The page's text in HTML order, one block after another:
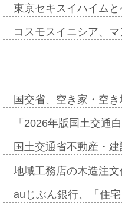
東京セキスイハイム
コスモスイニシア、
国交省、空き家・空
「2026年版国土交通
国土交通省不動産・
地域工務店の木造注
auじぶん銀行、「住